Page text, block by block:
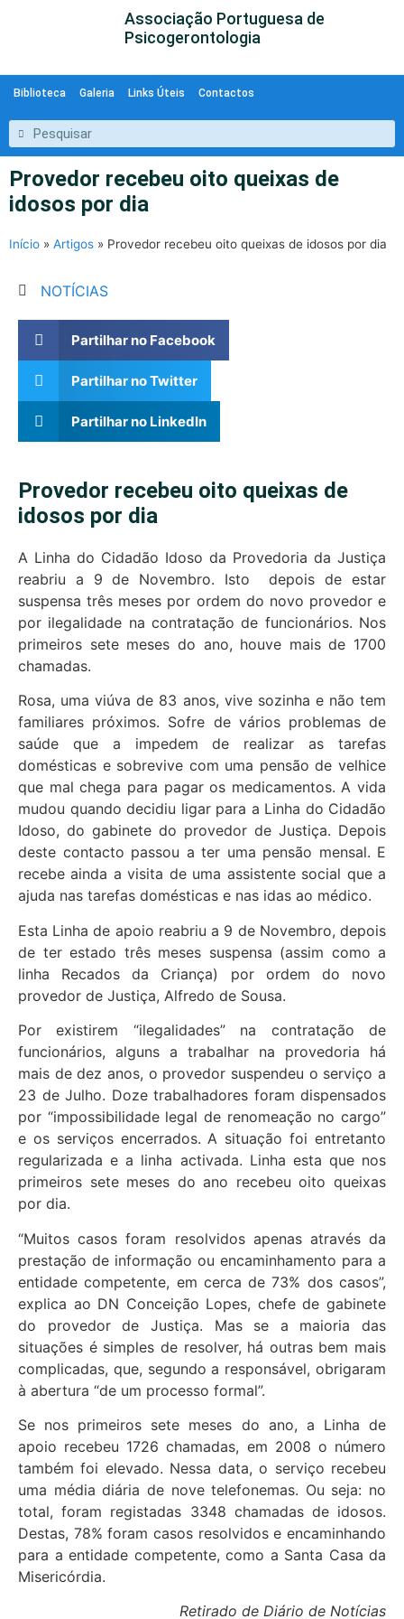
Associação Portuguesa de
Psicogerontologia
Biblioteca Galeria Links Úteis Contactos
Provedor recebeu oito queixas de
idosos por dia
Início » Artigos » Provedor recebeu oito queixas de idosos por dia
NOTÍCIAS
Partilhar no Facebook
Partilhar no Twitter
Partilhar no LinkedIn
Provedor recebeu oito queixas de
idosos por dia
A Linha do Cidadão Idoso da Provedoria da Justiça
reabriu a 9 de Novembro. Isto depois de estar
suspensa três meses por ordem do novo provedor e
por ilegalidade na contratação de funcionários. Nos
primeiros sete meses do ano, houve mais de 1700
chamadas.
Rosa, uma viúva de 83 anos, vive sozinha e não tem
familiares próximos. Sofre de vários problemas de
saúde que a impedem de realizar as tarefas
domésticas e sobrevive com uma pensão de velhice
que mal chega para pagar os medicamentos. A vida
mudou quando decidiu ligar para a Linha do Cidadão
Idoso, do gabinete do provedor de Justiça. Depois
deste contacto passou a ter uma pensão mensal. E
recebe ainda a visita de uma assistente social que a
ajuda nas tarefas domésticas e nas idas ao médico.
Esta Linha de apoio reabriu a 9 de Novembro, depois
de ter estado três meses suspensa (assim como a
linha Recados da Criança) por ordem do novo
provedor de Justiça, Alfredo de Sousa.
Por existirem “ilegalidades” na contratação de
funcionários, alguns a trabalhar na provedoria há
mais de dez anos, o provedor suspendeu o serviço a
23 de Julho. Doze trabalhadores foram dispensados
por “impossibilidade legal de renomeação no cargo”
e os serviços encerrados. A situação foi entretanto
regularizada e a linha activada. Linha esta que nos
primeiros sete meses do ano recebeu oito queixas
por dia.
“Muitos casos foram resolvidos apenas através da
prestação de informação ou encaminhamento para a
entidade competente, em cerca de 73% dos casos”,
explica ao DN Conceição Lopes, chefe de gabinete
do provedor de Justiça. Mas se a maioria das
situações é simples de resolver, há outras bem mais
complicadas, que, segundo a responsável, obrigaram
à abertura “de um processo formal”.
Se nos primeiros sete meses do ano, a Linha de
apoio recebeu 1726 chamadas, em 2008 o número
também foi elevado. Nessa data, o serviço recebeu
uma média diária de nove telefonemas. Ou seja: no
total, foram registadas 3348 chamadas de idosos.
Destas, 78% foram casos resolvidos e encaminhando
para a entidade competente, como a Santa Casa da
Misericórdia.
Retirado de Diário de Notícias